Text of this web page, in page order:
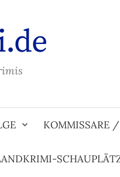
KOMMISSARE